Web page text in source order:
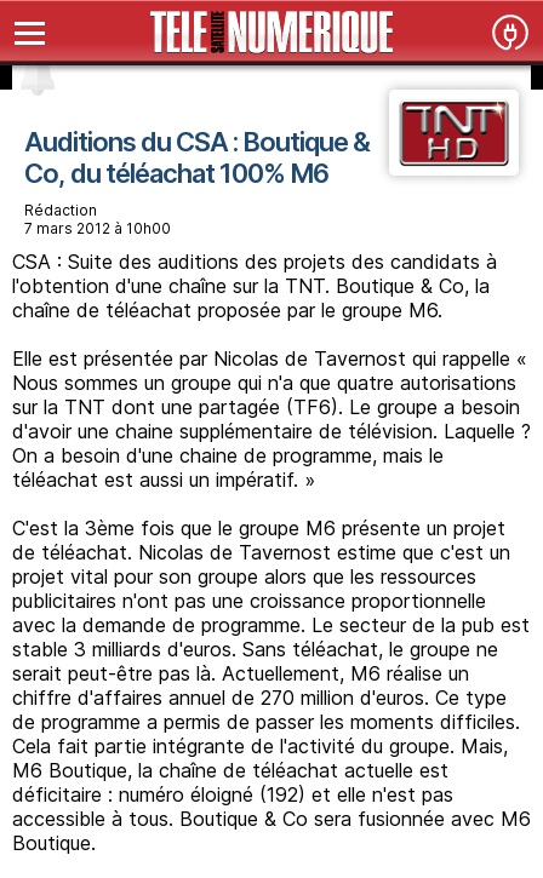
Auditions du CSA : Boutique &
Co, du téléachat 100% M6
Rédaction
7 mars 2012 à 10h00
CSA : Suite des auditions des projets des candidats à
l'obtention d'une chaîne sur la TNT. Boutique & Co, la
chaîne de téléachat proposée par le groupe M6.
Elle est présentée par Nicolas de Tavernost qui rappelle «
Nous sommes un groupe qui n'a que quatre autorisations
sur la TNT dont une partagée (TF6). Le groupe a besoin
d'avoir une chaine supplémentaire de télévision. Laquelle ?
On a besoin d'une chaine de programme, mais le
téléachat est aussi un impératif. »
C'est la 3ème fois que le groupe M6 présente un projet
de téléachat. Nicolas de Tavernost estime que c'est un
projet vital pour son groupe alors que les ressources
publicitaires n'ont pas une croissance proportionnelle
avec la demande de programme. Le secteur de la pub est
stable 3 milliards d'euros. Sans téléachat, le groupe ne
serait peut-être pas là. Actuellement, M6 réalise un
chiffre d'affaires annuel de 270 million d'euros. Ce type
de programme a permis de passer les moments difficiles.
Cela fait partie intégrante de l'activité du groupe. Mais,
M6 Boutique, la chaîne de téléachat actuelle est
déficitaire : numéro éloigné (192) et elle n'est pas
accessible à tous. Boutique & Co sera fusionnée avec M6
Boutique.